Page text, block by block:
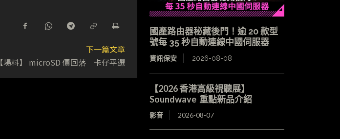
下一篇文章
【場料】 microSD 價回落 卡仔平選
國產路由器秘藏後門！逾 20 款型
號每 35 秒自動連線中國伺服器
資訊保安 2026-08-08
【2026 香港高級視聽展】
Soundwave 重點新品介紹
影音 2026-08-07